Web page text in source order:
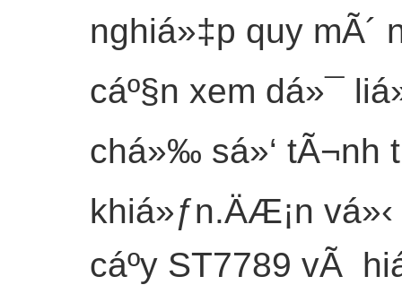
nghiá»‡p quy mÃ´
cáº§n xem dá»¯
chá»‰ sá»‘ tÃ¬nh
khiá»ƒn.ÄÆ¡n vá»‹
cáº­y ST7789 vÃ